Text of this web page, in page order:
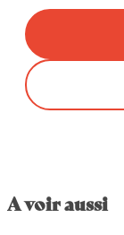
A voir aussi